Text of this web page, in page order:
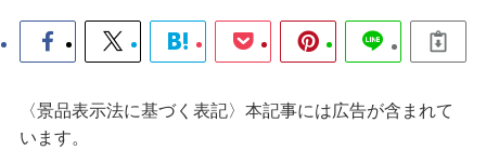
〈景品表示法に基づく表記〉本記事には広告が含まれて
います。